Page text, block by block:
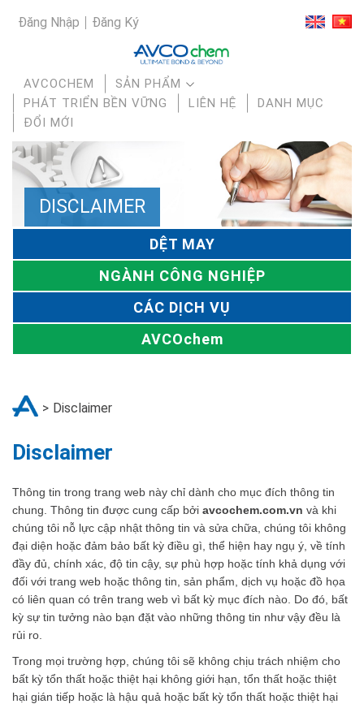
Đăng Nhập Đăng Ký
AVCOCHEM
SẢN PHẨM
PHÁT TRIỂN BỀN VỮNG
LIÊN HỆ
DANH MỤC
ĐỔI MỚI
DISCLAIMER
DỆT MAY
NGÀNH CÔNG NGHIỆP
CÁC DỊCH VỤ
AVCOchem
Disclaimer
Disclaimer
Thông tin trong trang web này chỉ dành cho mục đích thông tin
chung. Thông tin được cung cấp bởi avcochem.com.vn và khi
chúng tôi nỗ lực cập nhật thông tin và sửa chữa, chúng tôi không
đại diện hoặc đảm bảo bất kỳ điều gì, thể hiện hay ngụ ý, về tính
đầy đủ, chính xác, độ tin cậy, sự phù hợp hoặc tính khả dụng với
đối với trang web hoặc thông tin, sản phẩm, dịch vụ hoặc đồ họa
có liên quan có trên trang web vì bất kỳ mục đích nào. Do đó, bất
kỳ sự tin tưởng nào bạn đặt vào những thông tin như vậy đều là
rủi ro.
Trong mọi trường hợp, chúng tôi sẽ không chịu trách nhiệm cho
bất kỳ tổn thất hoặc thiệt hại không giới hạn, tổn thất hoặc thiệt
hại gián tiếp hoặc là hậu quả hoặc bất kỳ tổn thất hoặc thiệt hại